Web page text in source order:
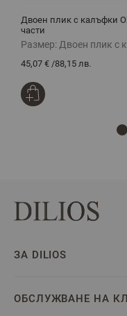
Двоен плик с калъфки
части
Размер: Двоен плик с
45,07 € /88,15 лв.
ЗА DILIOS
ОБСЛУЖВАНЕ НА